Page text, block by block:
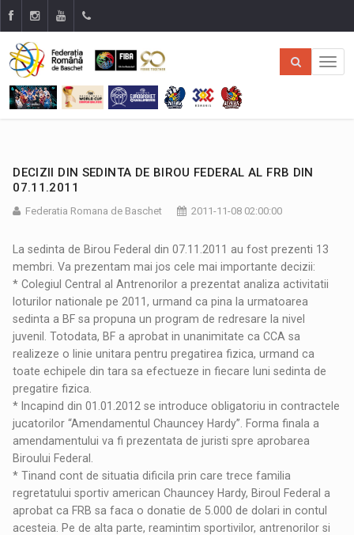
DECIZII DIN SEDINTA DE BIROU FEDERAL AL FRB DIN
07.11.2011
Federatia Romana de Baschet 2011-11-08 02:00:00
La sedinta de Birou Federal din 07.11.2011 au fost prezenti 13
membri. Va prezentam mai jos cele mai importante decizii:
* Colegiul Central al Antrenorilor a prezentat analiza activitatii
loturilor nationale pe 2011, urmand ca pina la urmatoarea
sedinta a BF sa propuna un program de redresare la nivel
juvenil. Totodata, BF a aprobat in unanimitate ca CCA sa
realizeze o linie unitara pentru pregatirea fizica, urmand ca
toate echipele din tara sa efectueze in fiecare luni sedinta de
pregatire fizica.
* Incapind din 01.01.2012 se introduce obligatoriu in contractele
jucatorilor “Amendamentul Chauncey Hardy”. Forma finala a
amendamentului va fi prezentata de juristi spre aprobarea
Biroului Federal.
* Tinand cont de situatia dificila prin care trece familia
regretatului sportiv american Chauncey Hardy, Biroul Federal a
aprobat ca FRB sa faca o donatie de 5.000 de dolari in contul
acesteia. Pe de alta parte, reamintim sportivilor, antrenorilor si